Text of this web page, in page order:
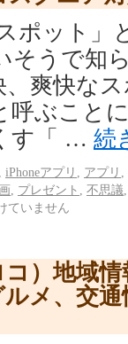
ポット」
そうで知
、爽快な
呼ぶこと
す「 … 続
iPhoneアプリ アプリ
プレゼント 不思議
ていません
）地域
メ、交